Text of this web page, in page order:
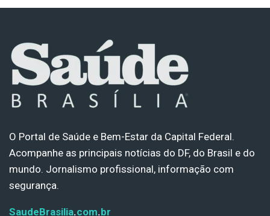
O Portal de Saúde e Bem-Estar da Capital Federal.
Acompanhe as principais notícias do DF, do Brasil e do
mundo. Jornalismo profissional, informação com
segurança.
SaudeBrasilia.com.br